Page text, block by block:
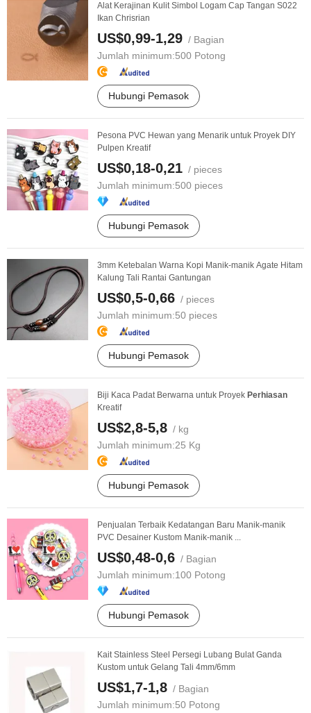
Alat Kerajinan Kulit Simbol Logam Cap Tangan S022
Ikan Chrisrian
US$0,99-1,29 / Bagian
Jumlah minimum:500 Potong
Hubungi Pemasok
Pesona PVC Hewan yang Menarik untuk Proyek DIY
Pulpen Kreatif
US$0,18-0,21 / pieces
Jumlah minimum:500 pieces
Hubungi Pemasok
3mm Ketebalan Warna Kopi Manik-manik Agate Hitam
Kalung Tali Rantai Gantungan
US$0,5-0,66 / pieces
Jumlah minimum:50 pieces
Hubungi Pemasok
Biji Kaca Padat Berwarna untuk Proyek Perhiasan
Kreatif
US$2,8-5,8 / kg
Jumlah minimum:25 Kg
Hubungi Pemasok
Penjualan Terbaik Kedatangan Baru Manik-manik
PVC Desainer Kustom Manik-manik ...
US$0,48-0,6 / Bagian
Jumlah minimum:100 Potong
Hubungi Pemasok
Kait Stainless Steel Persegi Lubang Bulat Ganda
Kustom untuk Gelang Tali 4mm/6mm
US$1,7-1,8 / Bagian
Jumlah minimum:50 Potong